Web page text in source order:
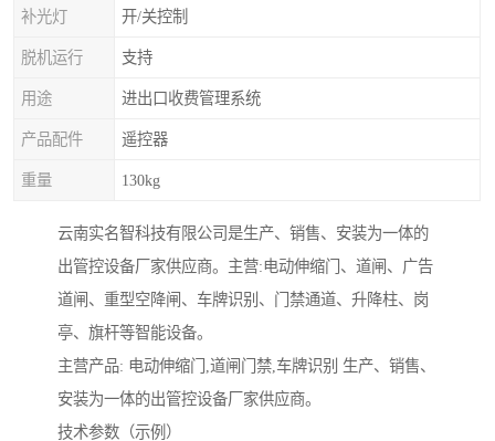
补光灯 开/关控制
脱机运行 支持
用途 进出口收费管理系统
产品配件 遥控器
重量 130kg
云南实名智科技有限公司是生产、销售、安装为一体的
出管控设备厂家供应商。主营:电动伸缩门、道闸、广告
道闸、重型空降闸、车牌识别、门禁通道、升降柱、岗
亭、旗杆等智能设备。
主营产品: 电动伸缩门,道闸门禁,车牌识别 生产、销售、
安装为一体的出管控设备厂家供应商。
技术参数（示例）